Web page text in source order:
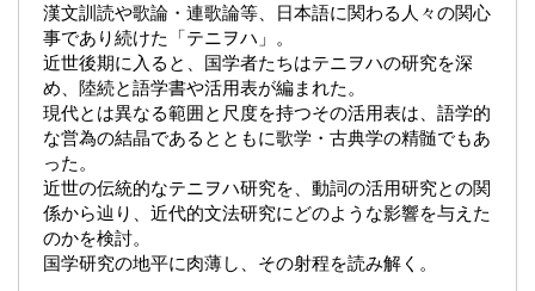
漢文訓読や歌論・連歌論等、日本語に関わる人々の関心
事であり続けた「テニヲハ」。
近世後期に入ると、国学者たちはテニヲハの研究を深
め、陸続と語学書や活用表が編まれた。
現代とは異なる範囲と尺度を持つその活用表は、語学的
な営為の結晶であるとともに歌学・古典学の精髄でもあ
った。
近世の伝統的なテニヲハ研究を、動詞の活用研究との関
係から辿り、近代的文法研究にどのような影響を与えた
のかを検討。
国学研究の地平に肉薄し、その射程を読み解く。